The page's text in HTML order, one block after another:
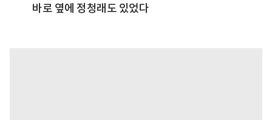
바로 옆에 정청래도 있었다